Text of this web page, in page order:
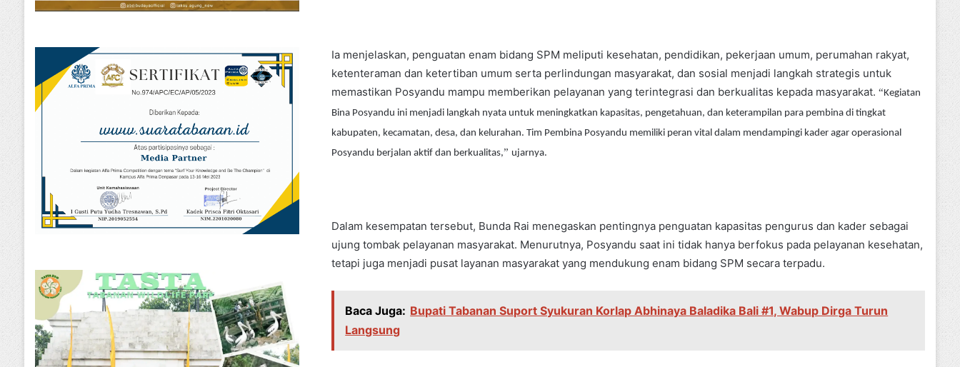
Ia menjelaskan, penguatan enam bidang SPM meliputi kesehatan, pendidikan, pekerjaan umum, perumahan rakyat,
ketenteraman dan ketertiban umum serta perlindungan masyarakat, dan sosial menjadi langkah strategis untuk
memastikan Posyandu mampu memberikan pelayanan yang terintegrasi dan berkualitas kepada masyarakat.“Kegiatan
Bina Posyandu ini menjadi langkah nyata untuk meningkatkan kapasitas, pengetahuan, dan keterampilan para pembina di tingkat
kabupaten, kecamatan, desa, dan kelurahan. Tim Pembina Posyandu memiliki peran vital dalam mendampingi kader agar operasional
Posyandu berjalan aktif dan berkualitas,” ujarnya.
Dalam kesempatan tersebut, Bunda Rai menegaskan pentingnya penguatan kapasitas pengurus dan kader sebagai
ujung tombak pelayanan masyarakat. Menurutnya, Posyandu saat ini tidak hanya berfokus pada pelayanan kesehatan,
tetapi juga menjadi pusat layanan masyarakat yang mendukung enam bidang SPM secara terpadu.
Baca Juga: Bupati Tabanan Suport Syukuran Korlap Abhinaya Baladika Bali #1, Wabup Dirga Turun
Langsung